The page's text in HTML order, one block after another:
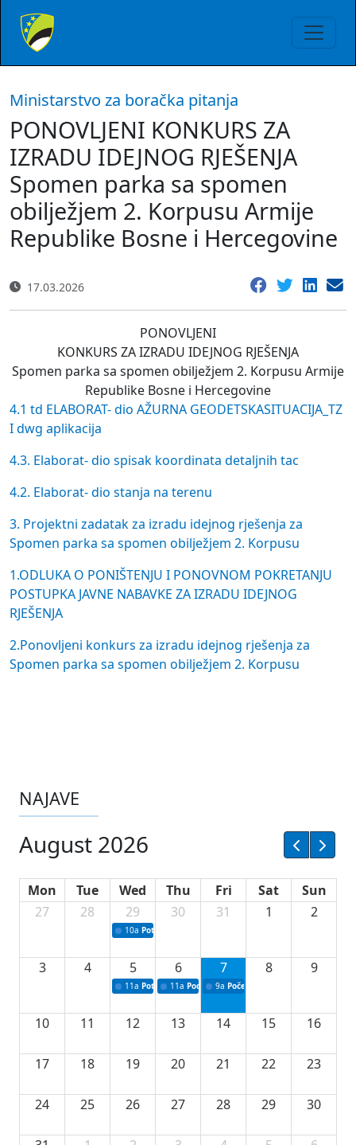
Ministarstvo za boračka pitanja
PONOVLJENI KONKURS ZA
IZRADU IDEJNOG RJEŠENJA
Spomen parka sa spomen
obilježjem 2. Korpusu Armije
Republike Bosne i Hercegovine
17.03.2026
PONOVLJENI
KONKURS ZA IZRADU IDEJNOG RJEŠENJA
Spomen parka sa spomen obilježjem 2. Korpusu Armije
Republike Bosne i Hercegovine
4.1 td ELABORAT- dio AŽURNA GEODETSKASITUACIJA_TZ
I dwg aplikacija
4.3. Elaborat- dio spisak koordinata detaljnih tac
4.2. Elaborat- dio stanja na terenu
3. Projektni zadatak za izradu idejnog rješenja za
Spomen parka sa spomen obilježjem 2. Korpusu
1.ODLUKA O PONIŠTENJU I PONOVNOM POKRETANJU
POSTUPKA JAVNE NABAVKE ZA IZRADU IDEJNOG
RJEŠENJA
2.Ponovljeni konkurs za izradu idejnog rješenja za
Spomen parka sa spomen obilježjem 2. Korpusu
NAJAVE
August 2026
Mon Tue Wed Thu Fri Sat
Sun
27
28 29
10a Potpisivanje ugovora sa neprofitnim
30 31 1 2
3 4 5
11a Potpisivanje ugovora o stipendijama za
6
11a Podrška razvoju vodne infrastrukture u
7
9a Početak izgradnje nove
8 9
10 11 12 13 14 15 16
17 18 19 20 21 22 23
24 25 26 27 28 29 30